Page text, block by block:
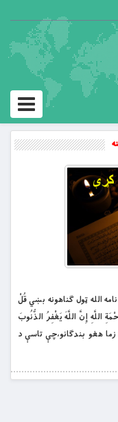
Toggle
الله ټول ګناهونه بښي قُلْ
اللَّهِ إِنَّ اللَّهَ يَغْفِرُ الذُّنُوبَ
﴿زمر۵۳﴾= ووايه : (( زما هغو بندګانو،چې تاسې د